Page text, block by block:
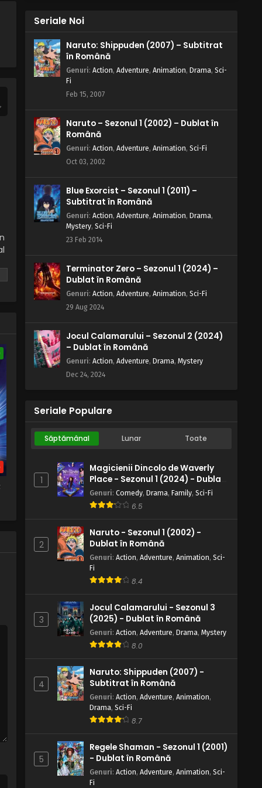
Naruto – Sezonul 1 Episodul 109 –
O invitație de la sunet
August, 2025
Naruto – Sezonul 1 Episodul 108 –
Rivali mai buni sau legături rupte
Eps 108 - Rivali mai buni sau legături rupte
- 9 August, 2025
Naruto – Sezonul 1 Episodul 107 –
Bătălia începe: Naruto vs Sasuke
Eps 107 - Bătălia începe: Naruto vs Sasuke
- 9 August, 2025
Un act final de determinare
Eps 106 - Un act final de determinare - 9
August, 2025
Bătălie înainte de final
Eps 105 - Bătălie înainte de final - 9
August, 2025
Eps 104 - Fugi Idate fugi: Insula Nagi
Naruto – Sezonul 1 Episodul 103 – A
Eps 103 - A început cursa: Probleme pe
mare - 9 August, 2025
Naruto – Sezonul 1 Episodul 102 –
ceaiului
Eps 102 - Ajutorul prietenul vechi în satul
Naruto – Sezonul 1 Episodul 101 –
Trebuie să văd trebuie să știu:
Eps 101 - Trebuie să văd trebuie să știu:
Adevărata față a lui Kakashi sensei - 5
August, 2025
Sensei și student: Legătura Shinobi
Eps 100 - Sensei și student: Legătura
Shinobi - 5 August, 2025
Naruto – Sezonul 1 Episodul 99 –
Eps 99 - Voința focului încă arde - 5
August, 2025
Seriale Noi
Naruto: Shippuden (2007) – Subtitrat
în Română
Genuri: Action, Adventure, Animation, Drama, Sci-
Fi
Feb 15, 2007
Naruto – Sezonul 1 (2002) – Dublat în
Română
Genuri: Action, Adventure, Animation, Sci-Fi
Oct 03, 2002
Blue Exorcist – Sezonul 1 (2011) –
Subtitrat în Română
Genuri: Action, Adventure, Animation, Drama,
Mystery, Sci-Fi
23 Feb 2014
Terminator Zero – Sezonul 1 (2024) –
Dublat în Română
Genuri: Action, Adventure, Animation, Sci-Fi
29 Aug 2024
Jocul Calamarului – Sezonul 2 (2024)
– Dublat în Română
Genuri: Action, Adventure, Drama, Mystery
Dec 24, 2024
Seriale Populare
Săptămânal Lunar Toate
1
Magicienii Dincolo de Waverly
Place - Sezonul 1 (2024) - Dublat
în Română
Genuri: Comedy, Drama, Family, Sci-Fi
6.5
2
Naruto - Sezonul 1 (2002) -
Dublat în Română
Genuri: Action, Adventure, Animation, Sci-
Fi
8.4
3
Jocul Calamarului - Sezonul 3
(2025) - Dublat în Română
Genuri: Action, Adventure, Drama, Mystery
8.0
4
Naruto: Shippuden (2007) -
Subtitrat în Română
Genuri: Action, Adventure, Animation,
Drama, Sci-Fi
8.7
5
Regele Shaman - Sezonul 1 (2001)
- Dublat în Română
Genuri: Action, Adventure, Animation, Sci-
Fi